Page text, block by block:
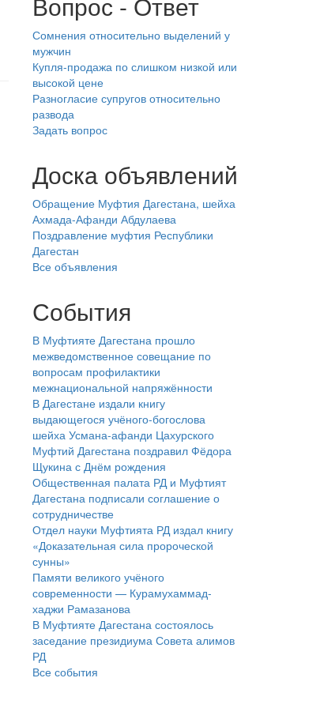
Сомнения относительно выделений у
мужчин
Купля-продажа по слишком низкой или
высокой цене
Разногласие супругов относительно
развода
Задать вопрос
Доска объявлений
Обращение Муфтия Дагестана, шейха
Ахмада-Афанди Абдулаева
Поздравление муфтия Республики
Дагестан
Все объявления
События
В Муфтияте Дагестана прошло
межведомственное совещание по
вопросам профилактики
межнациональной напряжённости
В Дагестане издали книгу
выдающегося учёного-богослова
шейха Усмана-афанди Цахурского
Муфтий Дагестана поздравил Фёдора
Щукина с Днём рождения
Общественная палата РД и Муфтият
Дагестана подписали соглашение о
сотрудничестве
Отдел науки Муфтията РД издал книгу
«Доказательная сила пророческой
сунны»
Памяти великого учёного
современности — Курамухаммад-
хаджи Рамазанова
В Муфтияте Дагестана состоялось
заседание президиума Совета алимов
РД
Все события